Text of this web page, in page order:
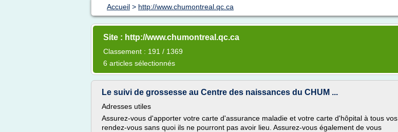
Accueil > http://www.chumontreal.qc.ca
Site : http://www.chumontreal.qc.ca
Classement : 191 / 1369
6 articles sélectionnés
Le suivi de grossesse au Centre des naissances du CHUM ...
Adresses utiles
Assurez-vous d'apporter votre carte d'assurance maladie et votre carte d'hôpital à tous vos
rendez-vous sans quoi ils ne pourront pas avoir lieu. Assurez-vous également de vous